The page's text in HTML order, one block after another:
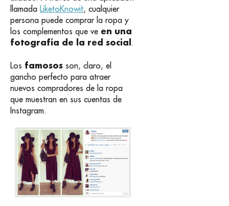
llamada LiketoKnowit, cualquier
persona puede comprar la ropa y
los complementos que ve en una
fotografía de la red social .
Los famosos son, claro, el
gancho perfecto para atraer
nuevos compradores de la ropa
que muestran en sus cuentas de
Instagram.